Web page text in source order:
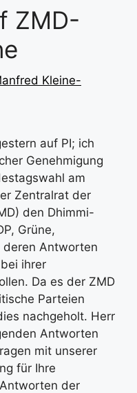
ZMD-
Kleine-
auf PI; ich
Genehmigung
am
Zentralrat der
den Dhimmi-
Grüne,
deren Antworten
ihrer
Da es der ZMD
Parteien
nachgeholt. Herr
Antworten
mit unserer
für Ihre
der